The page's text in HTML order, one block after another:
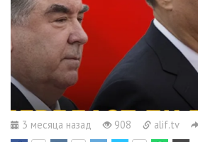
3 месяца назад 908 alif.tv